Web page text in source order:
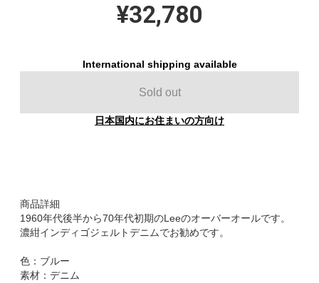
¥32,780
International shipping available
Sold out
日本国内にお住まいの方向け
商品詳細
1960年代後半から70年代初期のLeeのオーバーオールです。
濃紺インディゴジェルトデニムでお勧めです。
色：ブルー
素材：デニム